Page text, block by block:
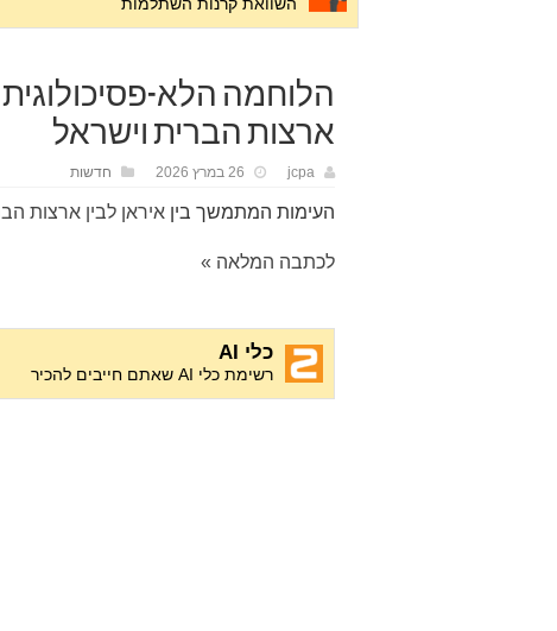
הלוחמה הלא-
ארצות הברית וישראל
jcpa 26 במרץ 2026 חדשות
העימות המתמשך בין איראן לבין ארצות
לכתבה המלאה »